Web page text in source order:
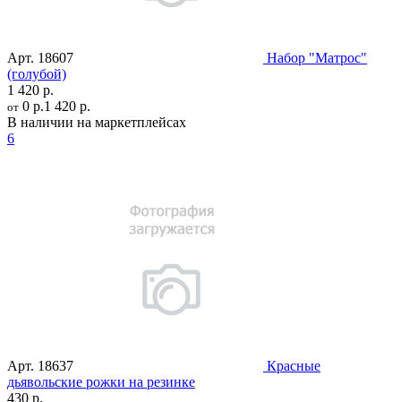
Арт. 18607
Набор "Матрос"
(голубой)
1 420 р.
от 0 р.1 420 р.
В наличии на маркетплейсах
6
Арт. 18637
Красные
дьявольские рожки на резинке
430 р.